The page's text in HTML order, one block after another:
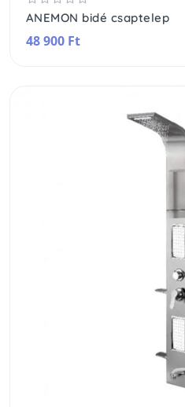
ANEMON bidé csaptelep
48 900 Ft